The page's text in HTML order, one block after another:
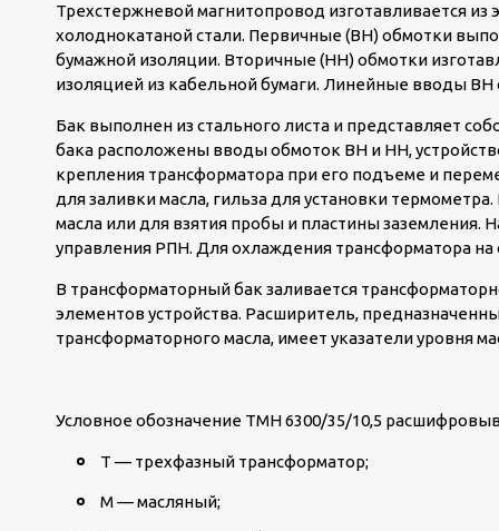
Трехстержневой магнитопровод изготавливается
холоднокатаной стали. Первичные (ВН) обмотки
бумажной изоляции. Вторичные (НН) обмотки
изоляцией из кабельной бумаги. Линейные вводы
Бак выполнен из стального листа и представляет
бака расположены вводы обмоток ВН и НН,
крепления трансформатора при его подъеме и
для заливки масла, гильза для установки
масла или для взятия пробы и пластины
управления РПН. Для охлаждения трансформатора
В трансформаторный бак заливается
элементов устройства. Расширитель,
трансформаторного масла, имеет указатели уровня
Условное обозначение ТМН 6300/35/10,5
Т — трехфазный трансформатор;
М — масляный;